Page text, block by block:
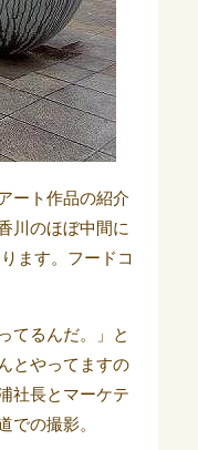
ート作品の紹介
川のほぼ中間に
ます。フードコ
てるんだ。」と
とやってますの
社長とマーケテ
での撮影。